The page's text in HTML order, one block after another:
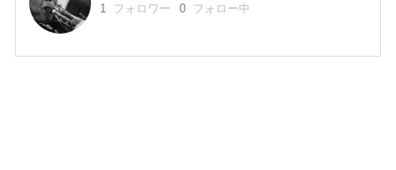
1 フォロワー 0 フォロー中